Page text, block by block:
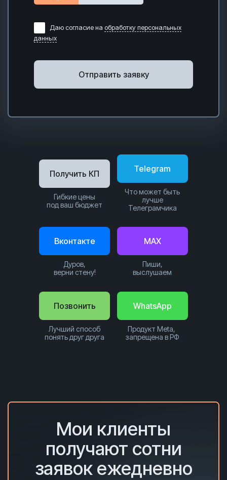
Даю согласие на обработку персональных
данных
Отправить заявку
Позвонить
Лучший способ
понять друг друга
WhatsApp
Продукт Meta,
запрещена в РФ
Telegram
Что может быть
лучше
Телеграмчика
Вконтакте
Дуров,
верни стену!
Получить КП
Гибкие цены
под ваш бюджет
MAX
Пиши,
выслушаем
Мои клиенты
получают сотни
заявок ежедневно